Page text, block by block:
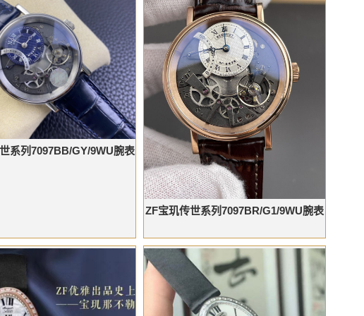
系列7097BB/GY/9WU腕表
ZF宝玑传世系列7097BR/G1/9WU腕表